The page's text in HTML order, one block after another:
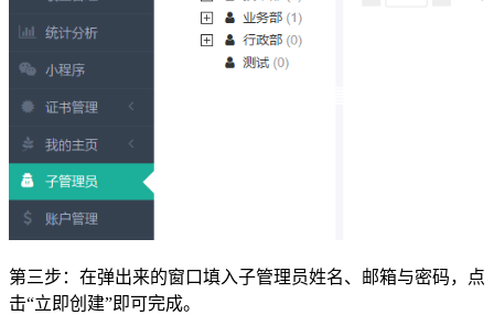
第三步：在弹出来的窗口填入子管理员姓名、邮箱与密码，点
击“立即创建”即可完成。